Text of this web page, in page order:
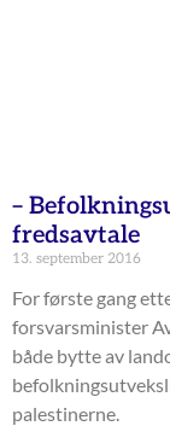
–
fredsavtale
13. september 2016
For første gang
forsvarsminister
både bytte av
palestinerne.